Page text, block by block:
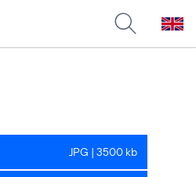
JPG | 3500 kb